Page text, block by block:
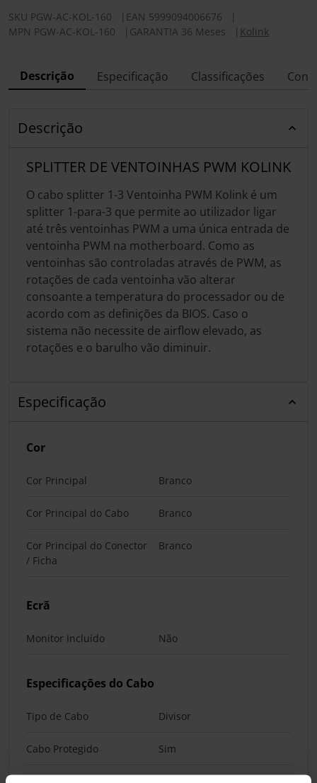
SKU PGW-AC-KOL-160 EAN 5999094006676
MPN PGW-AC-KOL-160 GARANTIA 36 Meses Kolink
Descrição Especificação Classificações
Descrição
SPLITTER DE VENTOINHAS PWM KOLINK
O cabo splitter 1-3 Ventoinha PWM Kolink é um
splitter 1-para-3 que permite ao utilizador ligar
até três ventoinhas PWM a uma única entrada de
ventoinha PWM na motherboard. Como as
ventoinhas são controladas através de PWM, as
rotações de cada ventoinha vão alterar
consoante a temperatura do processador ou de
acordo com as definições da BIOS. Caso o
sistema não necessite de airflow elevado, as
rotações e o barulho vão diminuir.
Especificação
Cor
Cor Principal Branco
Cor Principal do Cabo Branco
Cor Principal do Conector
/ Ficha
Branco
Ecrã
Monitor Incluído Não
Especificações do Cabo
Tipo de Cabo Divisor
Cabo Protegido Sim